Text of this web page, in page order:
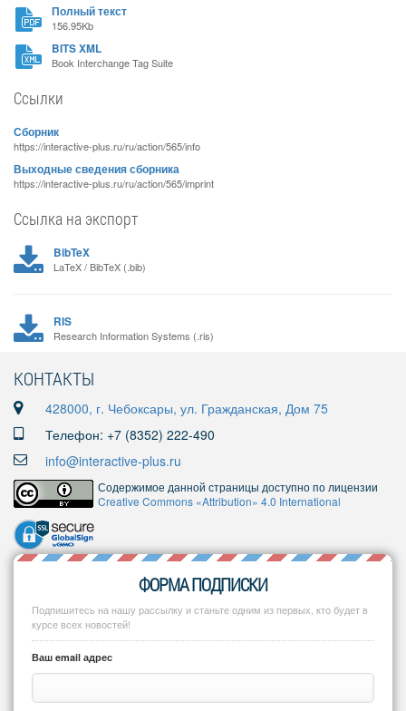
Полный текст
156.95Kb
BITS XML
Book Interchange Tag Suite
Ссылки
Сборник
https://interactive-plus.ru/ru/action/565/info
Выходные сведения сборника
https://interactive-plus.ru/ru/action/565/imprint
Ссылка на экспорт
BibTeX
LaTeX / BibTeX (.bib)
RIS
Research Information Systems (.ris)
КОНТАКТЫ
428000, г. Чебоксары, ул. Гражданская, Дом 75
Телефон: +7 (8352) 222-490
info@interactive-plus.ru
Содержимое данной страницы доступно по лицензии
Creative Commons «Attribution» 4.0 International
ФОРМА ПОДПИСКИ
Подпишитесь на нашу рассылку и станьте одним из первых, кто будет в
курсе всех новостей!
Ваш email адрес